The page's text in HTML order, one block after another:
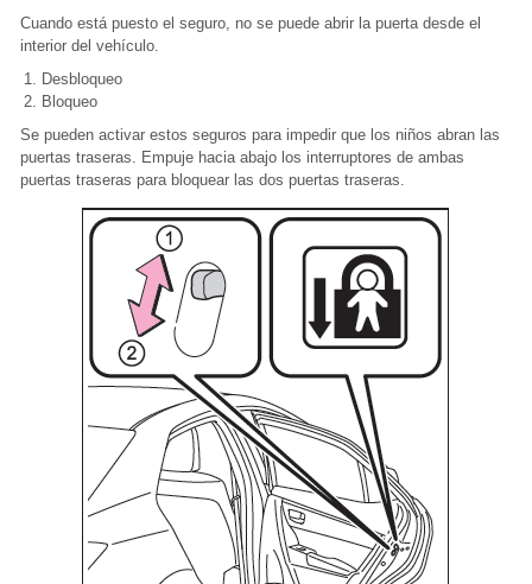
Cuando está puesto el seguro, no se puede abrir la puerta desde el
interior del vehículo.
Desbloqueo
Bloqueo
Se pueden activar estos seguros para impedir que los niños abran las
puertas traseras. Empuje hacia abajo los interruptores de ambas
puertas traseras para bloquear las dos puertas traseras.